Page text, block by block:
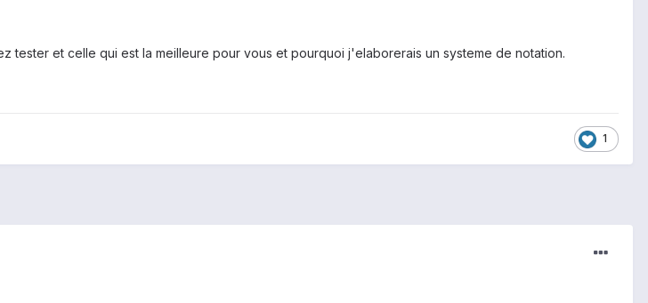
tester et celle qui est la meilleure pour vous et pourquoi j'elaborerais un systeme de notation.
1